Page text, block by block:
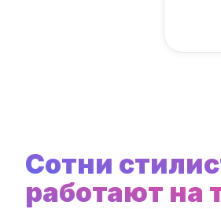
Сотни
работают на